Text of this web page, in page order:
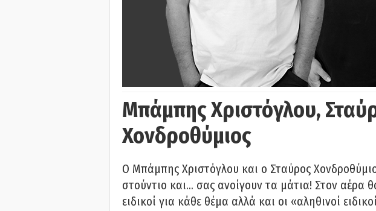
Μπάμπης Χριστόγλου,
Χονδροθύμιος
O Μπάμπης Χριστόγλου και ο Σταύρος
στούντιο και… σας ανοίγουν τα μάτια! Στον αέρα
ειδικοί για κάθε θέμα αλλά και οι «αληθινοί